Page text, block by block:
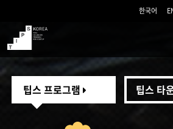
한국어
TIPS
팁스 프로그램 팁스 타